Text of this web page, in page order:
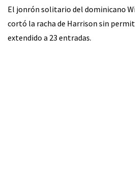
El jonrón solitario del dominicano
cortó la racha de Harrison sin
extendido a 23 entradas.